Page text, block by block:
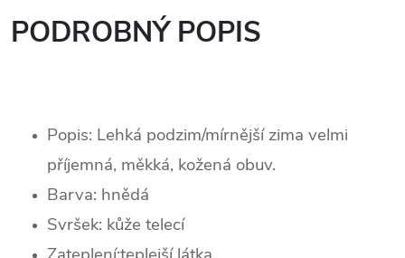
PODROBNÝ POPIS
Popis: Lehká podzim/mírnější zima velmi
příjemná, měkká, kožená obuv.
Barva: hnědá
Svršek: kůže telecí